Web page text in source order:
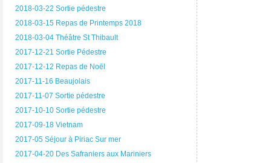
2018-03-22 Sortie pédestre
2018-03-15 Repas de Printemps 2018
2018-03-04 Théâtre St Thibault
2017-12-21 Sortie Pédestre
2017-12-12 Repas de Noël
2017-11-16 Beaujolais
2017-11-07 Sortie pédestre
2017-10-10 Sortie pédestre
2017-09-18 Vietnam
2017-05 Séjour à Piriac Sur mer
2017-04-20 Des Safraniers aux Mariniers